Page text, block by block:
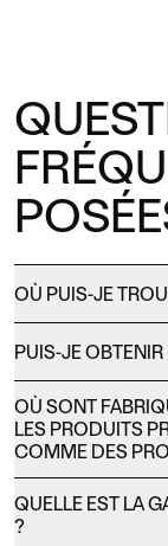
OÙ PUIS-JE
PUIS-JE
OÙ SONT
LES PRODUITS
COMME DES
QUELLE EST LA
?